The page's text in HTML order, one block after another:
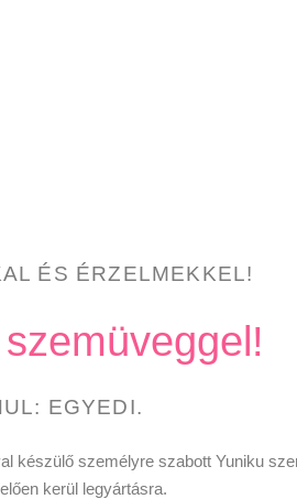
ÉS ÉRZELMEKKEL!
EGYEDI.
készülő személyre szabott Yuniku
kerül legyártásra.